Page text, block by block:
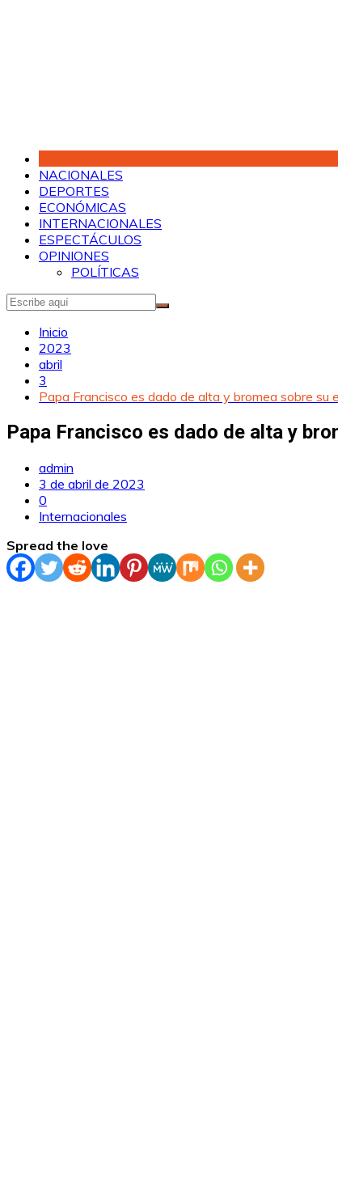
NACIONALES
DEPORTES
ECONÓMICAS
INTERNACIONALES
ESPECTÁCULOS
OPINIONES
POLÍTICAS
Inicio
2023
abril
3
Papa Francisco es dado de alta y bromea sobre su
Papa Francisco es dado de alta y
admin
3 de abril de 2023
0
Internacionales
Spread the love